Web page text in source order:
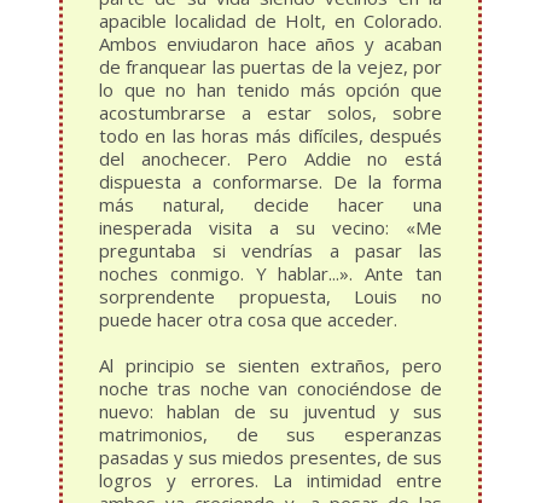
apacible localidad de Holt, en Colorado.
Ambos enviudaron hace años y acaban
de franquear las puertas de la vejez, por
lo que no han tenido más opción que
acostumbrarse a estar solos, sobre
todo en las horas más difíciles, después
del anochecer. Pero Addie no está
dispuesta a conformarse. De la forma
más natural, decide hacer una
inesperada visita a su vecino: «Me
preguntaba si vendrías a pasar las
noches conmigo. Y hablar...». Ante tan
sorprendente propuesta, Louis no
puede hacer otra cosa que acceder.
Al principio se sienten extraños, pero
noche tras noche van conociéndose de
nuevo: hablan de su juventud y sus
matrimonios, de sus esperanzas
pasadas y sus miedos presentes, de sus
logros y errores. La intimidad entre